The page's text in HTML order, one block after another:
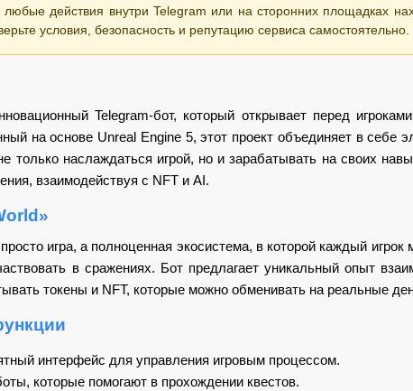
действия внутри Telegram или на сторонних площадках
условия, безопасность и репутацию сервиса самостоятельно.
Telegram-бот, который открывает перед
на основе Unreal Engine 5, этот проект объединяет в себе
только наслаждаться игрой, но и зарабатывать на своих
взаимодействуя с NFT и AI.
игра, а полноценная экосистема, в которой каждый
в сражениях. Бот предлагает уникальный опыт
токены и NFT, которые можно обменивать на реальные
интерфейс для управления игровым процессом.
которые помогают в прохождении квестов.